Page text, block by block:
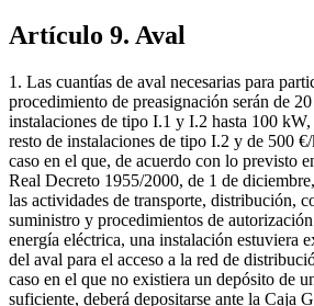
Artículo 9. Aval
1. Las cuantías de aval necesarias para
procedimiento de preasignación serán de
instalaciones de tipo I.1 y I.2 hasta 100
resto de instalaciones de tipo I.2 y de 500
caso en el que, de acuerdo con lo previsto
Real Decreto 1955/2000, de 1 de
las actividades de transporte, distribución,
suministro y procedimientos de
energía eléctrica, una instalación estuviera
del aval para el acceso a la red de
caso en el que no existiera un depósito de
suficiente, deberá depositarse ante la Caja